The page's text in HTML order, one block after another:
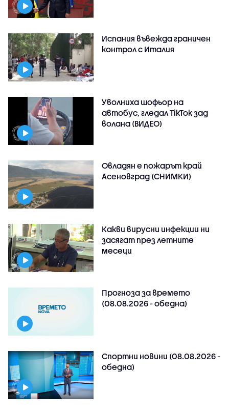
Испания въвежда граничен
контрол с Италия
Уволниха шофьор на
автобус, гледал TikTok зад
волана (ВИДЕО)
Овладян е пожарът край
Асеновград (СНИМКИ)
Какви вирусни инфекции ни
засягат през летните
месеци
Прогноза за времето
(08.08.2026 - обедна)
Спортни новини (08.08.2026 -
обедна)